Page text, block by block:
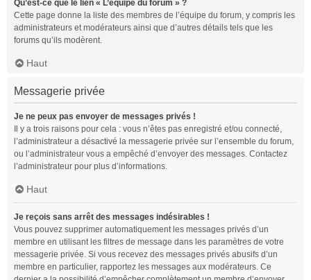
Qu’est-ce que le lien « L’équipe du forum » ?
Cette page donne la liste des membres de l’équipe du forum, y compris les
administrateurs et modérateurs ainsi que d’autres détails tels que les
forums qu’ils modèrent.
Haut
Messagerie privée
Je ne peux pas envoyer de messages privés !
Il y a trois raisons pour cela : vous n’êtes pas enregistré et/ou connecté,
l’administrateur a désactivé la messagerie privée sur l’ensemble du forum,
ou l’administrateur vous a empêché d’envoyer des messages. Contactez
l’administrateur pour plus d’informations.
Haut
Je reçois sans arrêt des messages indésirables !
Vous pouvez supprimer automatiquement les messages privés d’un
membre en utilisant les filtres de message dans les paramètres de votre
messagerie privée. Si vous recevez des messages privés abusifs d’un
membre en particulier, rapportez les messages aux modérateurs. Ce